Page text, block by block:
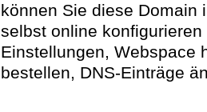
können Sie diese Domain
selbst online
Einstellungen, Webspace
bestellen, DNS-Einträge